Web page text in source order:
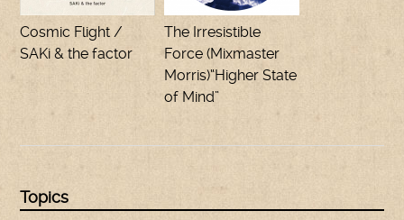
Cosmic Flight /
SAKi & the factor
The Irresistible
Force (Mixmaster
Morris)“Higher State
of Mind”
Topics